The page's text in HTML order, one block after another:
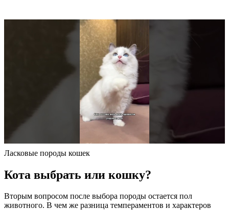
Ласковые породы кошек
Кота выбрать или кошку?
Вторым вопросом после выбора породы остается пол
животного. В чем же разница темпераментов и характеров